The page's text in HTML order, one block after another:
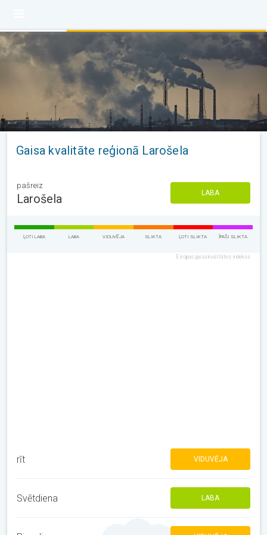
Gaisa kvalitāte reģionā Larošela
pašreiz
Larošela LABA
ĻOTI LABA LABA VIDUVĒJA SLIKTA ĻOTI SLIKTA ĪPAŠI SLIKTA
Eiropas gaisa kvalitātes indekss
rīt VIDUVĒJA
Svētdiena LABA